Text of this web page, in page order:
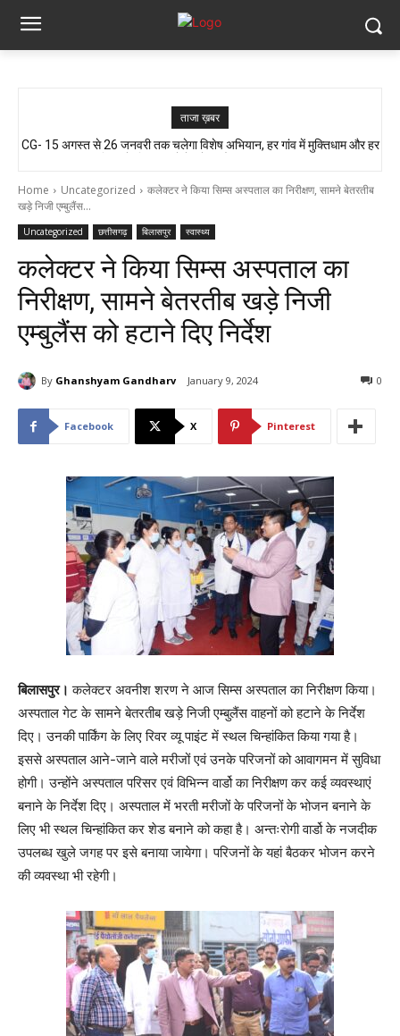
ताजा ख़बर
आजादी के जश्न की तैयारी, लेकिन यहां लोग बूंद-बूंद पानी को तरसे..!! ग्रामीण बोले- अगर
CG- 15 अगस्त से 26 जनवरी तक चलेगा विशेष अभियान, हर गांव में मुक्तिधाम और हर
Home Uncategorized
कलेक्टर ने किया सिम्स अस्पताल का निरीक्षण, सामने बेतरतीब
खड़े निजी एम्बुलैंस...
Uncategorized छत्तीसगढ़ बिलासपुर स्वास्थ्य
कलेक्टर ने किया सिम्स अस्पताल का
निरीक्षण, सामने बेतरतीब खड़े निजी
एम्बुलैंस को हटाने दिए निर्देश
By Ghanshyam Gandharv January 9, 2024 0
Facebook X Pinterest
बिलासपुर। कलेक्टर अवनीश शरण ने आज सिम्स अस्पताल का निरीक्षण किया।
अस्पताल गेट के सामने बेतरतीब खड़े निजी एम्बुलैंस वाहनों को हटाने के निर्देश
दिए। उनकी पार्किंग के लिए रिवर व्यू पाइंट में स्थल चिन्हांकित किया गया है।
इससे अस्पताल आने-जाने वाले मरीजों एवं उनके परिजनों को आवागमन में सुविधा
होगी। उन्होंने अस्पताल परिसर एवं विभिन्न वार्डो का निरीक्षण कर कई व्यवस्थाएं
बनाने के निर्देश दिए। अस्पताल में भरती मरीजों के परिजनों के भोजन बनाने के
लिए भी स्थल चिन्हांकित कर शेड बनाने को कहा है। अन्तःरोगी वार्डो के नजदीक
उपलब्ध खुले जगह पर इसे बनाया जायेगा। परिजनों के यहां बैठकर भोजन करने
की व्यवस्था भी रहेगी।